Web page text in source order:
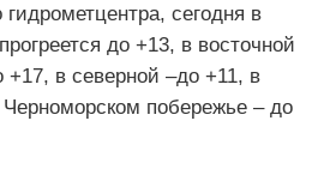
сегодня в
до +13, в восточной
в северной –до +11, в
Черноморском побережье – до